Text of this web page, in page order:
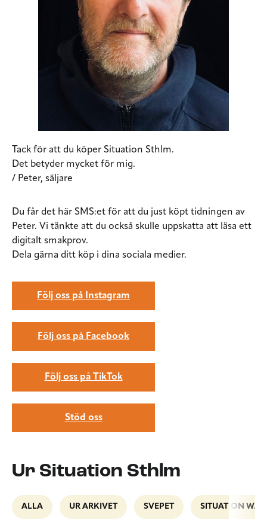
Tack för att du köper Situation Sthlm.
Det betyder mycket för mig.
/ Peter, säljare
Du får det här SMS:et för att du just köpt tidningen av
Peter. Vi tänkte att du också skulle uppskatta att läsa ett
digitalt smakprov.
Dela gärna ditt köp i dina sociala medier.
Följ oss på Instagram
Följ oss på Facebook
Följ oss på TikTok
Stöd oss
Ur Situation Sthlm
ALLA UR ARKIVET SVEPET SITUATION